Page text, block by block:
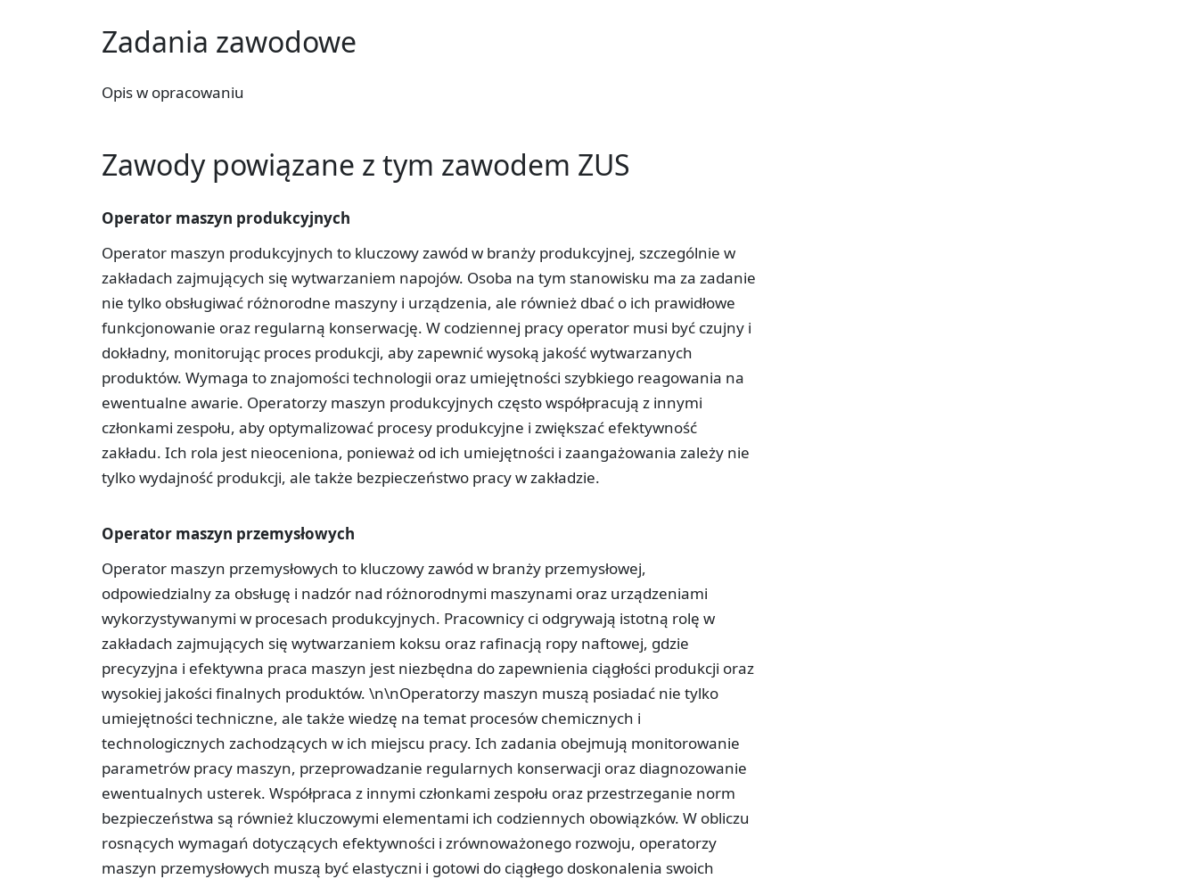
Zadania zawodowe
Opis w opracowaniu
Zawody powiązane z tym zawodem ZUS
Operator maszyn produkcyjnych
Operator maszyn produkcyjnych to kluczowy zawód w branży produkcyjnej, szczególnie w
zakładach zajmujących się wytwarzaniem napojów. Osoba na tym stanowisku ma za zadanie
nie tylko obsługiwać różnorodne maszyny i urządzenia, ale również dbać o ich prawidłowe
funkcjonowanie oraz regularną konserwację. W codziennej pracy operator musi być czujny i
dokładny, monitorując proces produkcji, aby zapewnić wysoką jakość wytwarzanych
produktów. Wymaga to znajomości technologii oraz umiejętności szybkiego reagowania na
ewentualne awarie. Operatorzy maszyn produkcyjnych często współpracują z innymi
członkami zespołu, aby optymalizować procesy produkcyjne i zwiększać efektywność
zakładu. Ich rola jest nieoceniona, ponieważ od ich umiejętności i zaangażowania zależy nie
tylko wydajność produkcji, ale także bezpieczeństwo pracy w zakładzie.
Operator maszyn przemysłowych
Operator maszyn przemysłowych to kluczowy zawód w branży przemysłowej,
odpowiedzialny za obsługę i nadzór nad różnorodnymi maszynami oraz urządzeniami
wykorzystywanymi w procesach produkcyjnych. Pracownicy ci odgrywają istotną rolę w
zakładach zajmujących się wytwarzaniem koksu oraz rafinacją ropy naftowej, gdzie
precyzyjna i efektywna praca maszyn jest niezbędna do zapewnienia ciągłości produkcji oraz
wysokiej jakości finalnych produktów. \n\nOperatorzy maszyn muszą posiadać nie tylko
umiejętności techniczne, ale także wiedzę na temat procesów chemicznych i
technologicznych zachodzących w ich miejscu pracy. Ich zadania obejmują monitorowanie
parametrów pracy maszyn, przeprowadzanie regularnych konserwacji oraz diagnozowanie
ewentualnych usterek. Współpraca z innymi członkami zespołu oraz przestrzeganie norm
bezpieczeństwa są również kluczowymi elementami ich codziennych obowiązków. W obliczu
rosnących wymagań dotyczących efektywności i zrównoważonego rozwoju, operatorzy
maszyn przemysłowych muszą być elastyczni i gotowi do ciągłego doskonalenia swoich